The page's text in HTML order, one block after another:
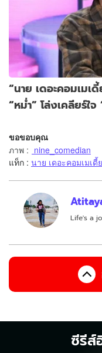
“นาย เดอะคอมเมเ
“หม่ำ” โล่งเคลียร์ใ
ขอขอบคุณ
ภาพ : nine_comedian
แท็ก : นาย เดอะคอมเมเดี้
Life's a
ซีรีส์